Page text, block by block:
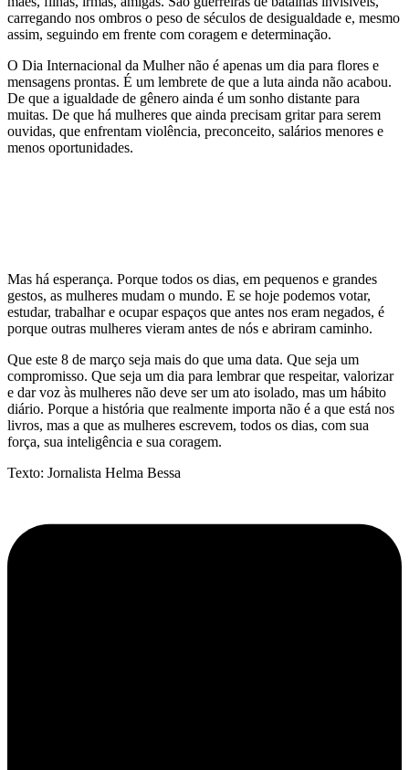
carregando nos ombros o peso de séculos de desigualdade e, mesmo
assim, seguindo em frente com coragem e determinação.
O Dia Internacional da Mulher não é apenas um dia para flores e
mensagens prontas. É um lembrete de que a luta ainda não acabou.
De que a igualdade de gênero ainda é um sonho distante para
muitas. De que há mulheres que ainda precisam gritar para serem
ouvidas, que enfrentam violência, preconceito, salários menores e
menos oportunidades.
Mas há esperança. Porque todos os dias, em pequenos e grandes
gestos, as mulheres mudam o mundo. E se hoje podemos votar,
estudar, trabalhar e ocupar espaços que antes nos eram negados, é
porque outras mulheres vieram antes de nós e abriram caminho.
Que este 8 de março seja mais do que uma data. Que seja um
compromisso. Que seja um dia para lembrar que respeitar, valorizar
e dar voz às mulheres não deve ser um ato isolado, mas um hábito
diário. Porque a história que realmente importa não é a que está nos
livros, mas a que as mulheres escrevem, todos os dias, com sua
força, sua inteligência e sua coragem.
Texto: Jornalista Helma Bessa